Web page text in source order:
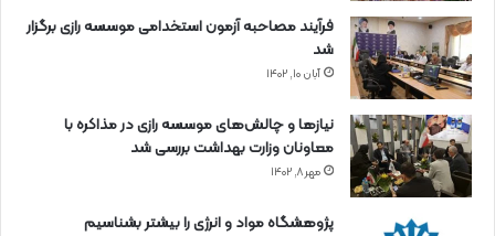
فرآیند مصاحبه آزمون استخدامی موسسه رازی برگزار
شد
آبان ۱۰, ۱۴۰۲
نیازها و چالش‌های موسسه رازی در مذاکره با
معاونان وزارت بهداشت بررسی شد
مهر ۸, ۱۴۰۲
پژوهشگاه مواد و انرژی را بیشتر بشناسیم